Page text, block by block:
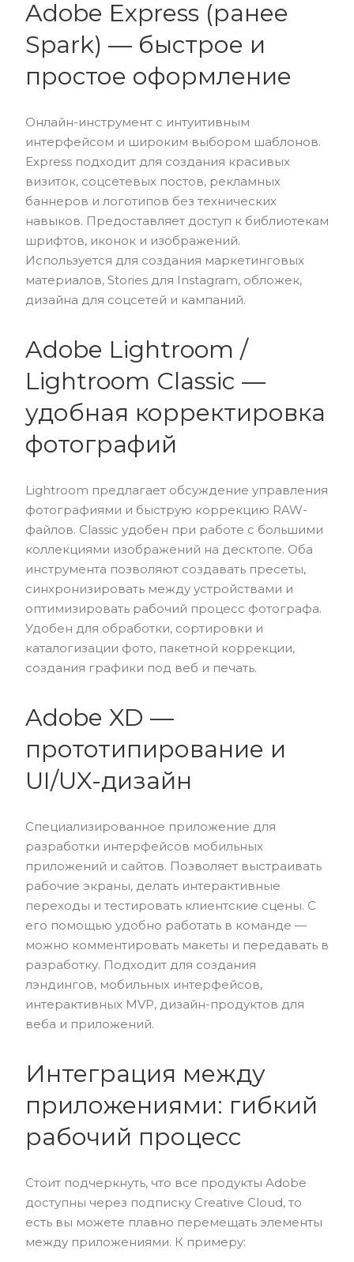
Adobe Express (ранее
Spark) — быстрое и
простое оформление
Онлайн-инструмент с интуитивным
интерфейсом и широким выбором шаблонов.
Express подходит для создания красивых
визиток, соцсетевых постов, рекламных
баннеров и логотипов без технических
навыков. Предоставляет доступ к библиотекам
шрифтов, иконок и изображений.
Используется для создания маркетинговых
материалов, Stories для Instagram, обложек,
дизайна для соцсетей и кампаний.
Adobe Lightroom /
Lightroom Classic —
удобная корректировка
фотографий
Lightroom предлагает обсуждение управления
фотографиями и быструю коррекцию RAW-
файлов. Classic удобен при работе с большими
коллекциями изображений на десктопе. Оба
инструмента позволяют создавать пресеты,
синхронизировать между устройствами и
оптимизировать рабочий процесс фотографа.
Удобен для обработки, сортировки и
каталогизации фото, пакетной коррекции,
создания графики под веб и печать.
Adobe XD —
прототипирование и
UI/UX-дизайн
Специализированное приложение для
разработки интерфейсов мобильных
приложений и сайтов. Позволяет выстраивать
рабочие экраны, делать интерактивные
переходы и тестировать клиентские сцены. С
его помощью удобно работать в команде —
можно комментировать макеты и передавать в
разработку. Подходит для создания
лэндингов, мобильных интерфейсов,
интерактивных MVP, дизайн-продуктов для
веба и приложений.
Интеграция между
приложениями: гибкий
рабочий процесс
Стоит подчеркнуть, что все продукты Adobe
доступны через подписку Creative Cloud, то
есть вы можете плавно перемещать элементы
между приложениями. К примеру: